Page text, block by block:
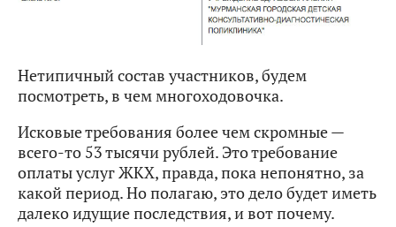
Нетипичный состав участников, будем
посмотреть, в чем многоходовочка.
Исковые требования более чем скромные —
всего-то 53 тысячи рублей. Это требование
оплаты услуг ЖКХ, правда, пока непонятно, за
какой период. Но полагаю, это дело будет иметь
далеко идущие последствия, и вот почему.